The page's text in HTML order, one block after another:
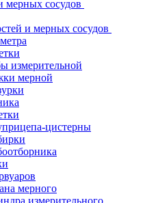
мерных сосудов
и мерных сосудов
измерительной
мерной
цистерны
мерного
измерительного